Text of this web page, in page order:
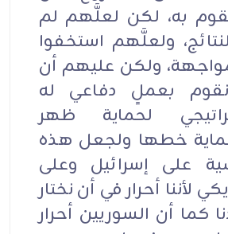
به، لكن لعلَّهم لم
ولعلَّهم استخفوا
ولكن عليهم أن
نقوم بعملٍ دفاعي له
لحماية ظهر
خطها ولجعل هذه
على إسرائيل وعلى
لأننا أحرار في أن نختار
كما أن السوريين أحرار